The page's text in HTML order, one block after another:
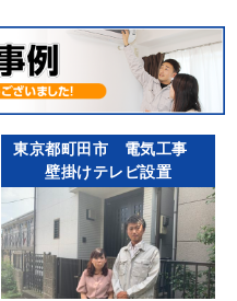
東京都町田市 電気工事
壁掛けテレビ設置